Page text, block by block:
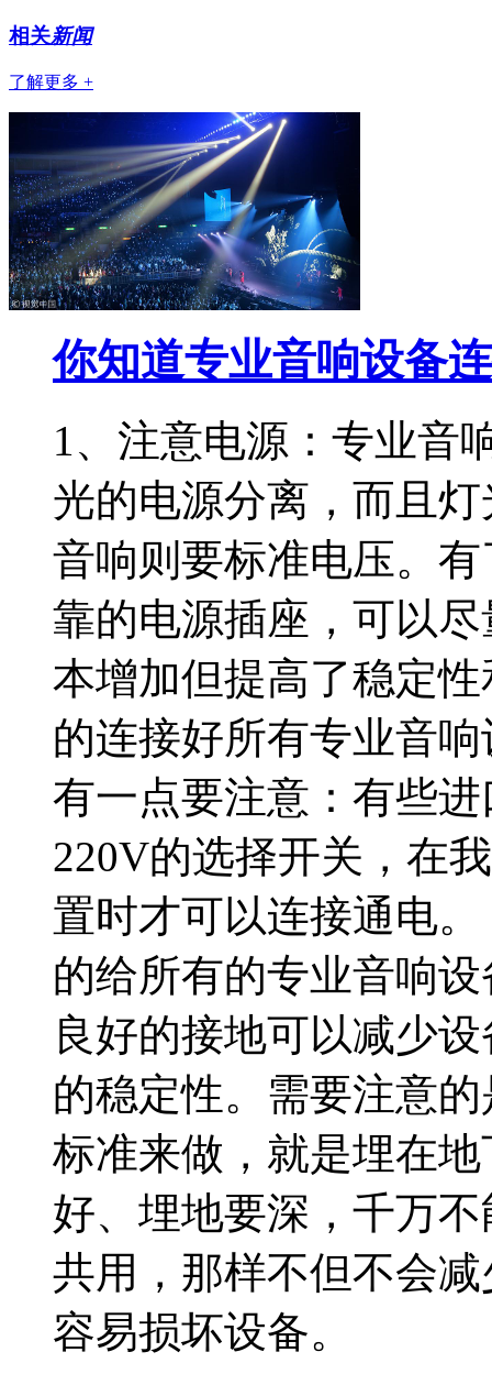
相关新闻
了解更多 +
你知道专业音响设备
1、注意电源：专业音
光的电源分离，而且
音响则要标准电压。
靠的电源插座，可以
本增加但提高了稳定
的连接好所有专业音
有一点要注意：有些
220V的选择开关，在
置时才可以连接通电
的给所有的专业音响
良好的接地可以减少
的稳定性。需要注意
标准来做，就是埋在
好、埋地要深，千万
共用，那样不但不会
容易损坏设备。